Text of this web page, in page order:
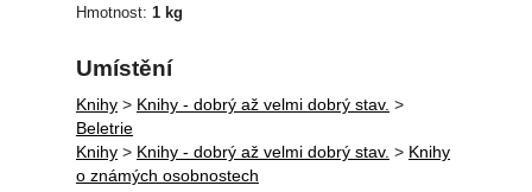
Hmotnost: 1 kg
Umístění
Knihy > Knihy - dobrý až velmi dobrý stav. >
Beletrie
Knihy > Knihy - dobrý až velmi dobrý stav. > Knihy
o známých osobnostech